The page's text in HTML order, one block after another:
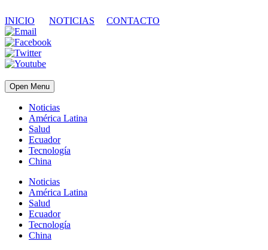
INICIO NOTICIAS CONTACTO
Open Menu
Noticias
América Latina
Salud
Ecuador
Tecnología
China
Noticias
América Latina
Salud
Ecuador
Tecnología
China